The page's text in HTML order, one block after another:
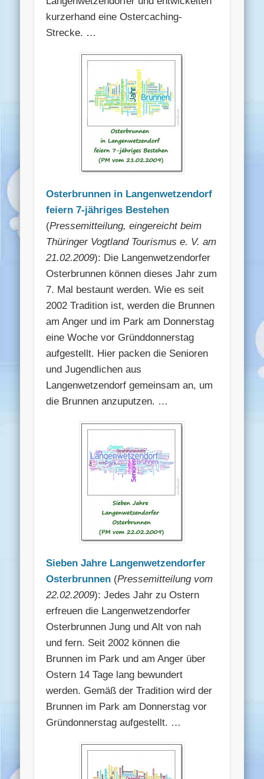
kurzerhand eine Ostercaching-
Strecke. …
Osterbrunnen in Langenwetzendorf
feiern 7-jähriges Bestehen
(Pressemitteilung, eingereicht beim
Thüringer Vogtland Tourismus e. V. am
21.02.2009): Die Langenwetzendorfer
Osterbrunnen können dieses Jahr zum
7. Mal bestaunt werden. Wie es seit
2002 Tradition ist, werden die Brunnen
am Anger und im Park am Donnerstag
eine Woche vor Gründdonnerstag
aufgestellt. Hier packen die Senioren
und Jugendlichen aus
Langenwetzendorf gemeinsam an, um
die Brunnen anzuputzen. …
Sieben Jahre Langenwetzendorfer
Osterbrunnen (Pressemitteilung vom
22.02.2009): Jedes Jahr zu Ostern
erfreuen die Langenwetzendorfer
Osterbrunnen Jung und Alt von nah
und fern. Seit 2002 können die
Brunnen im Park und am Anger über
Ostern 14 Tage lang bewundert
werden. Gemäß der Tradition wird der
Brunnen im Park am Donnerstag vor
Gründonnerstag aufgestellt. …